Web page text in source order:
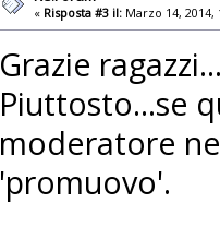
« Risposta #3 il: Marzo 14, 2014,
Grazie
Piuttosto...se
moderatore
'promuovo'.